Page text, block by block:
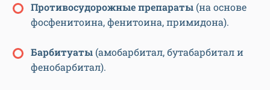
Противосудорожные препараты (на основе
фосфенитоина, фенитоина, примидона).
Барбитуаты (амобарбитал, бутабарбитал и
фенобарбитал).